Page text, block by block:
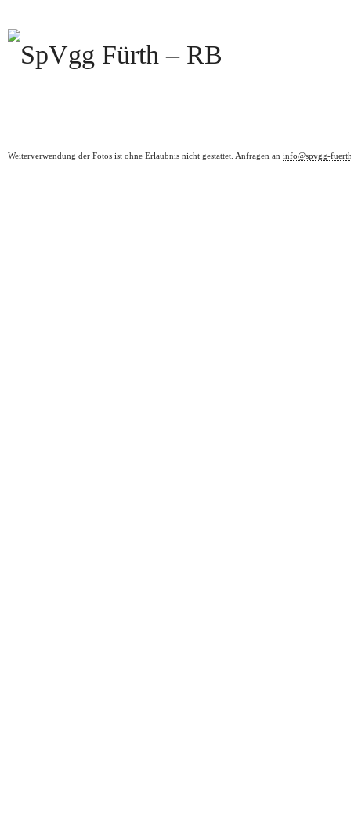
Weiterverwendung der Fotos ist ohne Erlaubnis nicht gestattet. Anfragen an info@spvgg-